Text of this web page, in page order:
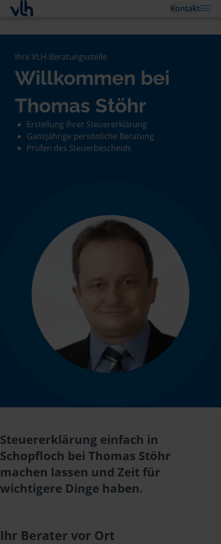
Kontakt
Ihre VLH-Beratungsstelle
Willkommen bei
Thomas Stöhr
Erstellung Ihrer Steuererklärung
Ganzjährige persönliche Beratung
Prüfen des Steuerbescheids
Steuererklärung einfach in
Schopfloch bei Thomas Stöhr
machen lassen und Zeit für
wichtigere Dinge haben.
Ihr Berater vor Ort